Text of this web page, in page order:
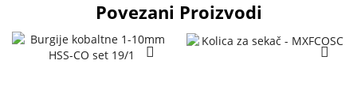
Povezani Proizvodi